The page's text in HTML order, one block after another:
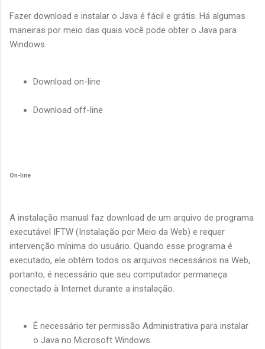
Fazer download e instalar o Java é fácil e grátis. Há algumas
maneiras por meio das quais você pode obter o Java para
Windows
Download on-line
Download off-line
On-line
A instalação manual faz download de um arquivo de programa
executável IFTW (Instalação por Meio da Web) e requer
intervenção mínima do usuário. Quando esse programa é
executado, ele obtém todos os arquivos necessários na Web,
portanto, é necessário que seu computador permaneça
conectado à Internet durante a instalação.
É necessário ter permissão Administrativa para instalar
o Java no Microsoft Windows.